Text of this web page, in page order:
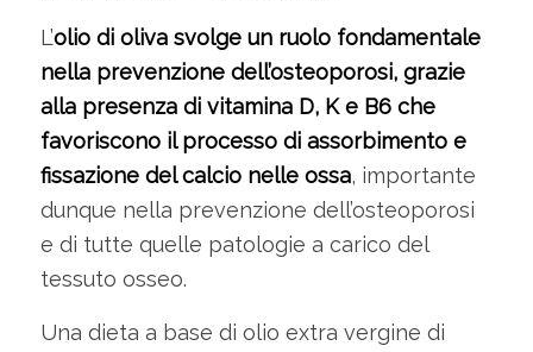
L’olio di oliva svolge un ruolo fondamentale
nella prevenzione dell’osteoporosi, grazie
alla presenza di vitamina D, K e B6 che
favoriscono il processo di assorbimento e
fissazione del calcio nelle ossa, importante
dunque nella prevenzione dell’osteoporosi
e di tutte quelle patologie a carico del
tessuto osseo.
Una dieta a base di olio extra vergine di